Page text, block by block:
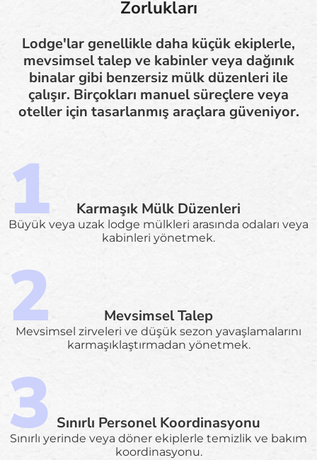
Zorlukları
Lodge'lar genellikle daha küçük ekiplerle,
mevsimsel talep ve kabinler veya dağınık
binalar gibi benzersiz mülk düzenleri ile
çalışır. Birçokları manuel süreçlere veya
oteller için tasarlanmış araçlara güveniyor.
Karmaşık Mülk Düzenleri
Büyük veya uzak lodge mülkleri arasında odaları veya
kabinleri yönetmek.
Mevsimsel Talep
Mevsimsel zirveleri ve düşük sezon yavaşlamalarını
karmaşıklaştırmadan yönetmek.
Sınırlı Personel Koordinasyonu
Sınırlı yerinde veya döner ekiplerle temizlik ve bakım
koordinasyonu.